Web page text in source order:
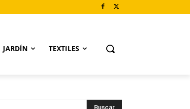
JARDÍN TEXTILES